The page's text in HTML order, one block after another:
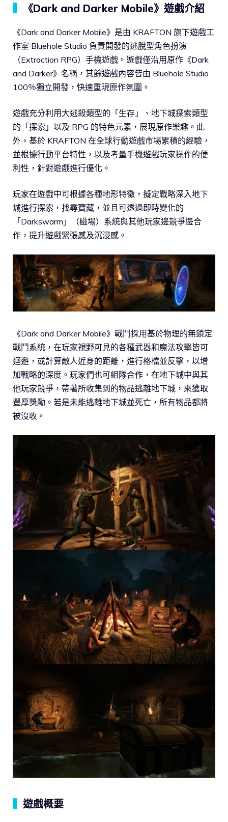
《Dark and Darker Mobile》遊戲介紹
《Dark and Darker Mobile》是由 KRAFTON 旗下遊戲工
作室 Bluehole Studio 負責開發的逃脫型角色扮演
（Extraction RPG）手機遊戲。遊戲僅沿用原作《Dark
and Darker》名稱，其餘遊戲內容皆由 Bluehole Studio
100％獨立開發，快速重現原作氛圍。
遊戲充分利用大逃殺類型的「生存」、地下城探索類型
的「探索」以及 RPG 的特色元素，展現原作樂趣。此
外，基於 KRAFTON 在全球行動遊戲市場累積的經驗，
並根據行動平台特性，以及考量手機遊戲玩家操作的便
利性，針對遊戲進行優化。
玩家在遊戲中可根據各種地形特徵，擬定戰略深入地下
城進行探索，找尋寶藏，並且可透過即時變化的
「Darkswarm」（磁場）系統與其他玩家邊競爭邊合
作，提升遊戲緊張感及沉浸感。
《Dark and Darker Mobile》戰鬥採用基於物理的無鎖定
戰鬥系統，在玩家視野可見的各種武器和魔法攻擊皆可
迴避，或計算敵人近身的距離，進行格檔並反擊，以增
加戰略的深度。玩家們也可組隊合作，在地下城中與其
他玩家競爭，帶著所收集到的物品逃離地下城，來獲取
豐厚獎勵。若是未能逃離地下城並死亡，所有物品都將
被沒收。
遊戲概要